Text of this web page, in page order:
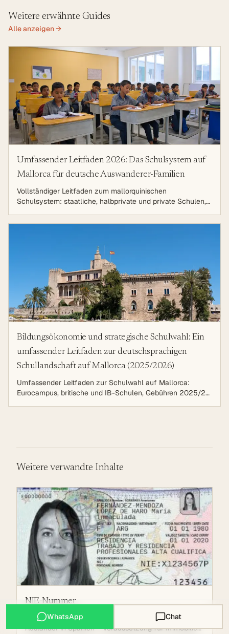
Weitere erwähnte Guides
Alle anzeigen →
Umfassender Leitfaden 2026: Das Schulsystem auf
Mallorca für deutsche Auswanderer-Familien
Vollständiger Leitfaden zum mallorquinischen
Schulsystem: staatliche, halbprivate und private Schulen,
Schulen für deutsche Familien.
Bildungsökonomie und strategische Schulwahl: Ein
umfassender Leitfaden zur deutschsprachigen
Schullandschaft auf Mallorca (2025/2026)
Umfassender Leitfaden zur Schulwahl auf Mallorca:
Eurocampus, britische und IB-Schulen, Gebühren 2025/26,
Weitere verwandte Inhalte
NIE-Nummer
Zentrale Identifikations- und Steuernummer für
Ausländer in Spanien – Voraussetzung für Immobilien,
WhatsApp Chat